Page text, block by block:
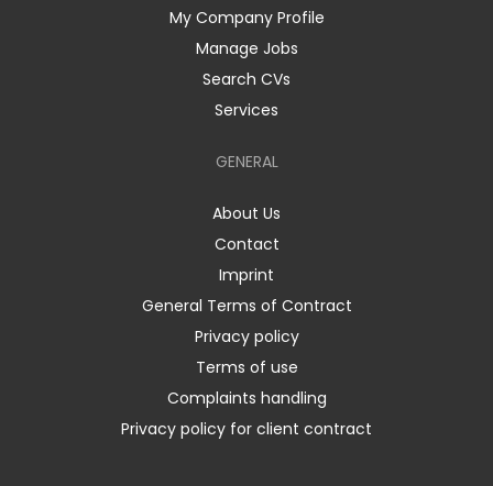
My Company Profile
Manage Jobs
Search CVs
Services
GENERAL
About Us
Contact
Imprint
General Terms of Contract
Privacy policy
Terms of use
Complaints handling
Privacy policy for client contract